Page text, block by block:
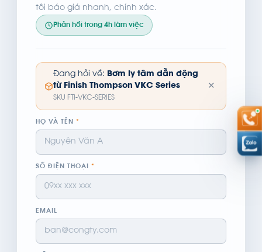
tôi báo giá nhanh, chính xác.
Phản hồi trong 4h làm việc
Đang hỏi về: Bơm ly tâm dẫn động
từ Finish Thompson VKC Series
SKU FTI-VKC-SERIES
✕
HỌ VÀ TÊN *
SỐ ĐIỆN THOẠI *
EMAIL